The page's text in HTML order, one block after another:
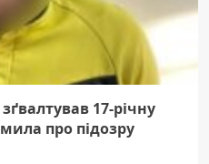
17-річну
про підозру